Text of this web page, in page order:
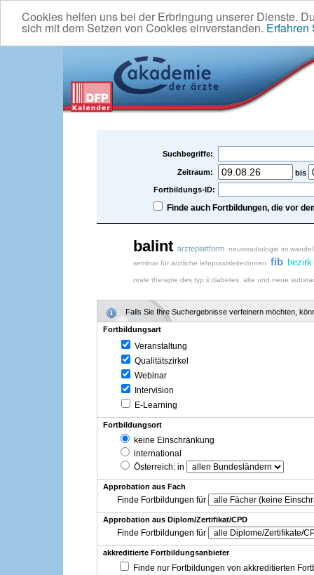
Cookies helfen uns bei der Erbringung unserer Dienste.
sich mit dem Setzen von Cookies einverstanden. Erfahren
Suchbegriffe:
Zeitraum:
bis
Fortbildungs-ID:
Finde auch Fortbildungen, die vor
balint ärzteplattform neuroradiologie im wandel
seminar für ärztliche lehrpraxisleiter/innen
fib bezirk
orale therapie des typ ii diabetes, alte und neue
Falls Sie Ihre Suchergebnisse verfeinern möchten,
Fortbildungsart
Veranstaltung
Qualitätszirkel
Webinar
Intervision
E-Learning
Fortbildungsort
keine Einschränkung
international
Österreich: in
Approbation aus Fach
Finde Fortbildungen für
Approbation aus Diplom/Zertifikat/CPD
Finde Fortbildungen für
akkreditierte Fortbildungsanbieter
Finde nur Fortbildungen von akkreditierten